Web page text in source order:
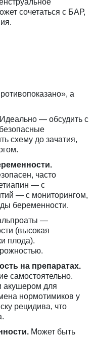
сочетаться с БАР,
а
Идеально — обсудить с
схему до зачатия,
часто
— с
— с мониторингом,
беременности.
—
(высокая
плода).
на препаратах.
самостоятельно.
акушером для
нормотимиков у
рецидива, что
Может быть